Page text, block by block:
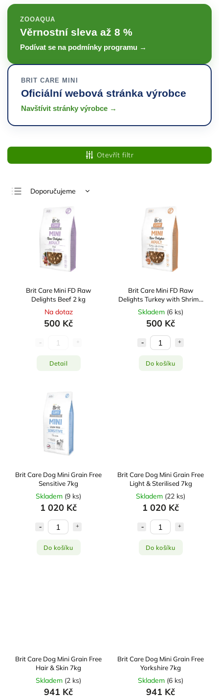
ZOOAQUA
Věrnostní sleva až 8 %
Podívat se na podmínky programu →
BRIT CARE MINI
Oficiální webová stránka výrobce
Navštívit stránky výrobce →
Otevřít filtr
Doporučujeme
Nejdražší
Nejprodávanější
Abecedně
Brit Care Mini FD Raw
Delights Beef 2 kg
Na dotaz
500 Kč
Detail
Brit Care Mini FD Raw
Delights Turkey with Shrimp
2 kg
Skladem (6 ks)
500 Kč
Do košíku
Brit Care Dog Mini Grain Free
Sensitive 7kg
Skladem (9 ks)
1 020 Kč
Do košíku
Brit Care Dog Mini Grain Free
Light & Sterilised 7kg
Skladem (22 ks)
1 020 Kč
Do košíku
Brit Care Dog Mini Grain Free
Hair & Skin 7kg
Skladem (2 ks)
941 Kč
Brit Care Dog Mini Grain Free
Yorkshire 7kg
Skladem (6 ks)
941 Kč